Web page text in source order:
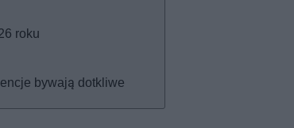
roku
bywają dotkliwe